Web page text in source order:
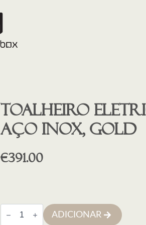
Toalheiro
aço inox, gold
€391.00
Quantidade
de
Toalheiro
ADICIONAR